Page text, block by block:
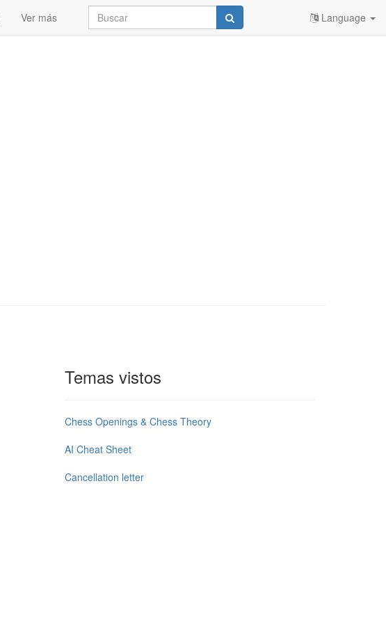
Ver más Language
Temas vistos
Chess Openings & Chess Theory
AI Cheat Sheet
Cancellation letter